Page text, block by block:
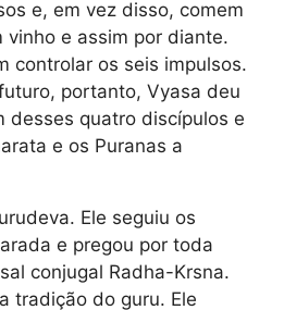
e, em vez disso, comem
vinho e assim por diante.
controlar os seis impulsos.
portanto, Vyasa deu
desses quatro discípulos e
e os Puranas a
Ele seguiu os
e pregou por toda
conjugal Radha-Krsna.
tradição do guru. Ele